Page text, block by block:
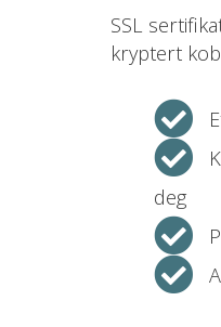
SSL
kryptert
deg